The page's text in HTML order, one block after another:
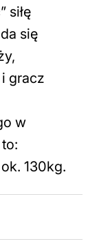
siłę
się
gracz
w
130kg.